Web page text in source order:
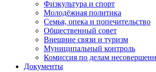
Физкультура и спорт
Молодёжная политика
Семья, опека и попечительство
Общественный совет
Внешние связи и туризм
Муниципальный контроль
Комиссия по делам
Документы